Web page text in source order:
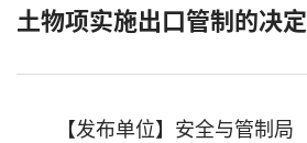
土物项实施出口管制的决定
【发布单位】安全与管制局